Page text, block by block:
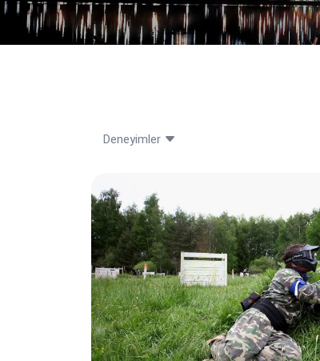
Deneyimler
Sapanca’da Doğa Fotoğrafçılığı
Sapancada Paintball
Sapanca’da Jeep Safari
Sapanca'da Binicilik
Sapanca'da Teleferik
Kayak
Sapanca'da ATV Turu